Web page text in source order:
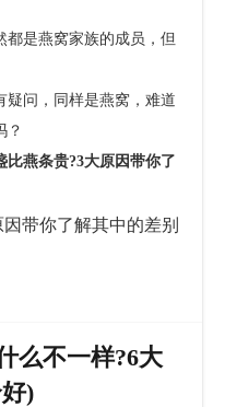
都是燕窝家族的成员，但
疑问，同样是燕窝，难道
？
比燕条贵?3大原因带你了
么不一样?6大
)